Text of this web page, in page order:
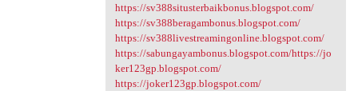
https://sv388situsterbaikbonus.blogspot.com/
https://sv388beragambonus.blogspot.com/
https://sv388livestreamingonline.blogspot.com/
https://sabungayambonus.blogspot.com/https://jo
ker123gp.blogspot.com/
https://joker123gp.blogspot.com/